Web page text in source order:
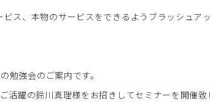
ス、本物のサービスをできるようブラッシュア
勉強会のご案内です。
活躍の鈴川真理様をお招きしてセミナーを開催致